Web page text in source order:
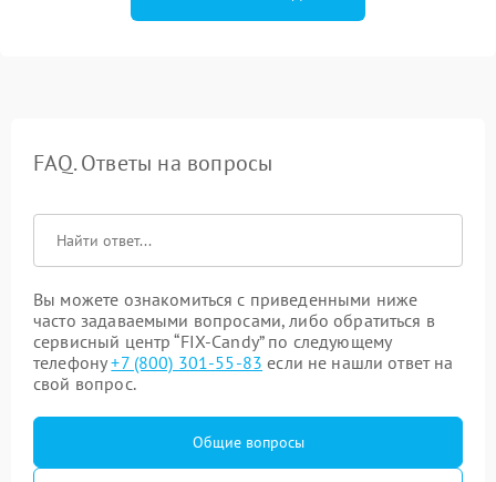
FAQ. Ответы на вопросы
Вы можете ознакомиться с приведенными ниже
часто задаваемыми вопросами, либо обратиться в
сервисный центр “FIX-Candy” по следующему
телефону+7 (800) 301-55-83 если не нашли ответ на
свой вопрос.
Общие вопросы